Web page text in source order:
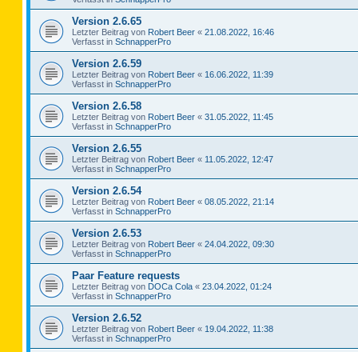
Version 2.6.65
Letzter Beitrag von Robert Beer « 21.08.2022, 16:46
Verfasst in SchnapperPro
Version 2.6.59
Letzter Beitrag von Robert Beer « 16.06.2022, 11:39
Verfasst in SchnapperPro
Version 2.6.58
Letzter Beitrag von Robert Beer « 31.05.2022, 11:45
Verfasst in SchnapperPro
Version 2.6.55
Letzter Beitrag von Robert Beer « 11.05.2022, 12:47
Verfasst in SchnapperPro
Version 2.6.54
Letzter Beitrag von Robert Beer « 08.05.2022, 21:14
Verfasst in SchnapperPro
Version 2.6.53
Letzter Beitrag von Robert Beer « 24.04.2022, 09:30
Verfasst in SchnapperPro
Paar Feature requests
Letzter Beitrag von DOCa Cola « 23.04.2022, 01:24
Verfasst in SchnapperPro
Version 2.6.52
Letzter Beitrag von Robert Beer « 19.04.2022, 11:38
Verfasst in SchnapperPro